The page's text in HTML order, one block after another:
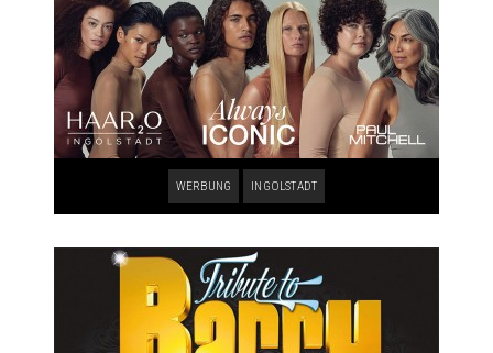
WERBUNG INGOLSTADT